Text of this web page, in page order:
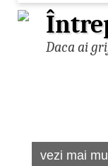
Daca ai
vezi mai